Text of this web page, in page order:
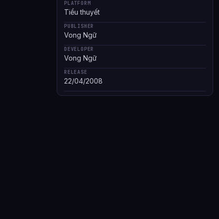
PLATFORM
Tiểu thuyết
PUBLISHER
Vong Ngữ
DEVELOPER
Vong Ngữ
RELEASE
22/04/2008